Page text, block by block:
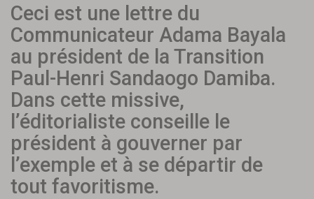
Ceci est une lettre du
Communicateur Adama Bayala
au président de la Transition
Paul-Henri Sandaogo Damiba.
Dans cette missive,
l’éditorialiste conseille le
président à gouverner par
l’exemple et à se départir de
tout favoritisme.